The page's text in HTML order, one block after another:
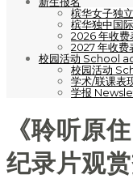
槟华女子独
槟华独中国
2026 年收费
2027 年收费
校园活动 School
校园活动
学术/联课表
学报
《聆听原
纪录片观